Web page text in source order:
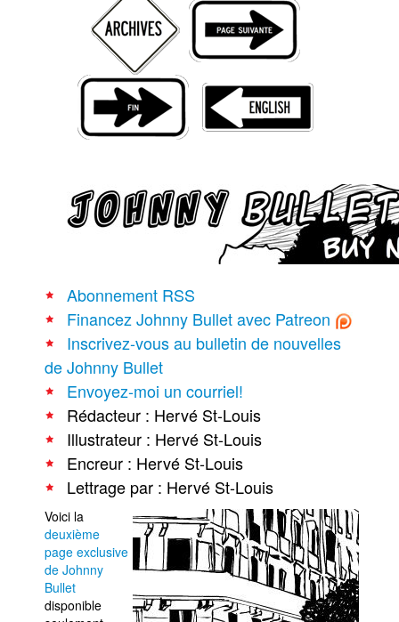
Recherche avancée
Abonnement RSS
Financez Johnny Bullet avec Patreon
Inscrivez-vous au bulletin de nouvelles
de Johnny Bullet
Envoyez-moi un courriel!
Rédacteur : Hervé St-Louis
Illustrateur : Hervé St-Louis
Encreur : Hervé St-Louis
Lettrage par : Hervé St-Louis
Voici la
deuxième
page exclusive
de Johnny
Bullet
disponible